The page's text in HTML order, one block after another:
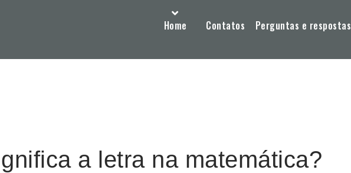
Home Contatos Perguntas e respostas
a letra na matemática?